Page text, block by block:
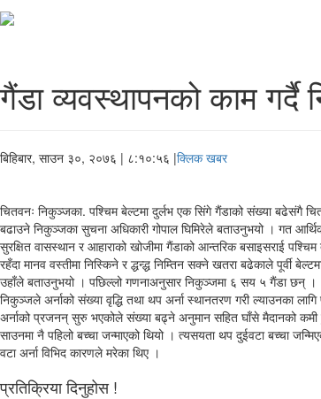
गैंडा व्यवस्थापनको काम गर्दै
बिहिबार, साउन ३०, २०७६ | ८:१०:५६ |क्लिक खबर
चितवनः निकुञ्जका. पश्चिम बेल्टमा दुर्लभ एक सिंगे गैंडाको संख्या बढेसंगै
बढाउने निकुञ्जका सुचना अधिकारी गोपाल घिमिरेले बताउनुभयो । गत
सुरक्षित वासस्थान र आहाराको खोजीमा गैंडाको आन्तरिक बसाइसराई
रहँदा मानव वस्तीमा निस्किने र द्धन्द्ध निम्तिन सक्ने खतरा बढेकाले पूर्वी
उहाँले बताउनुभयो । पछिल्लो गणनाअनुसार निकुञ्जमा ६ सय ५ गैंडा छन् ।
निकुञ्जले अर्नाको संख्या वृद्धि तथा थप अर्ना स्थानतरण गरी ल्याउनका
अर्नाको प्रजनन् सुरु भएकोले संख्या बढ्ने अनुमान सहित घाँसे मैदानको कमी
साउनमा नै पहिलो बच्चा जन्माएको थियो । त्यसयता थप दुईवटा बच्चा
वटा अर्ना विभिद कारणले मरेका थिए ।
प्रतिक्रिया दिनुहोस !